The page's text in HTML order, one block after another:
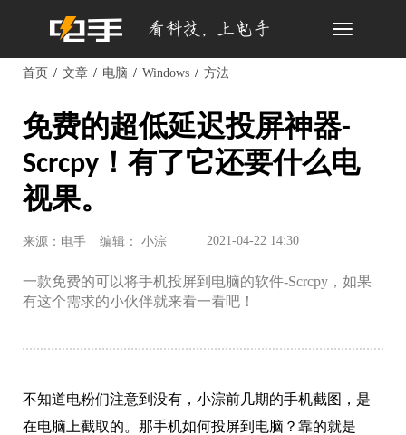
Toggle
首页 文章 电脑 Windows 方法
免费的超低延迟投屏神器-
Scrcpy！有了它还要什么电
视果。
来源：电手 编辑： 小淙 2021-04-22 14:30
一款免费的可以将手机投屏到电脑的软件-Scrcpy，如果
有这个需求的小伙伴就来看一看吧！
不知道电粉们注意到没有，小淙前几期的手机截图，是
在电脑上截取的。那手机如何投屏到电脑？靠的就是